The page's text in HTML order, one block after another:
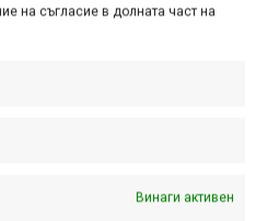
на съгласие в долната част на
Винаги активен